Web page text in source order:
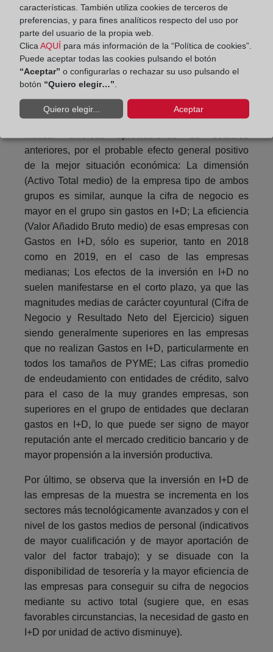
empresarial: ya que en 2019 tenían gastos netos en
I+D activados el 18% de las muy grandes
empresas, el 15,4% de las grandes empresas, el
14,4% de las medianas, el 9,3% de las pequeñas y
el 4,7% de las microempresas.
La comparación entre las magnitudes básicas
promedio del grupo de empresas con gastos de I+D
y las del grupo que no los tienen, permite también
anteriores, por el probable efecto general positivo
de la mejor situación económica: La dimensión
(Activo Total medio) de la empresa tipo de ambos
grupos es similar, aunque la cifra de negocio es
mayor en el grupo sin gastos en I+D; La eficiencia
(Valor Añadido Bruto medio) de esas empresas con
Gastos en I+D, sólo es superior, tanto en 2018
como en 2019, en el caso de las empresas
medianas; Los efectos de la inversión en I+D no
suelen manifestarse en el corto plazo, ya que las
magnitudes medias de carácter coyuntural (Cifra de
Negocio y Resultado Neto del Ejercicio) siguen
siendo generalmente superiores en las empresas
que no realizan Gastos en I+D, particularmente en
todos los tamaños de PYME; Las cifras promedio
de endeudamiento con entidades de crédito, salvo
para el caso de la muy grandes empresas, son
superiores en el grupo de entidades que declaran
gastos en I+D, lo que puede ser signo de mayor
reputación ante el mercado crediticio bancario y de
mayor propensión a la inversión productiva.
Por último, se observa que la inversión en I+D de
las empresas de la muestra se incrementa en los
sectores más tecnológicamente avanzados y con el
nivel de los gastos medios de personal (indicativos
de mayor cualificación y de mayor aportación de
valor del factor trabajo); y se disuade con la
disponibilidad de tesorería y la mayor eficiencia de
las empresas para conseguir su cifra de negocios
mediante su activo total (sugiere que, en esas
favorables circunstancias, la necesidad de gasto en
I+D por unidad de activo disminuye).
características. También utiliza cookies de terceros de
preferencias, y para fines analíticos respecto del uso por
parte del usuario de la propia web.
Clica AQUÍ para más información de la “Política de cookies”.
Puede aceptar todas las cookies pulsando el botón
“Aceptar” o configurarlas o rechazar su uso pulsando el
botón “Quiero elegir…”
Quiero elegir... Aceptar